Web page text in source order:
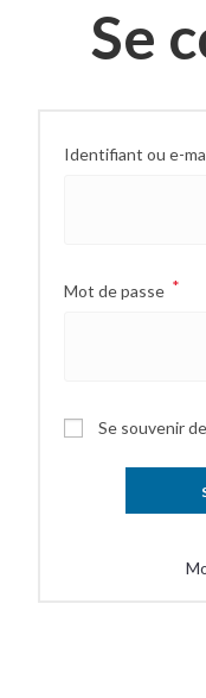
Se
Identifiant ou e-
Mot de passe *
Se souvenir